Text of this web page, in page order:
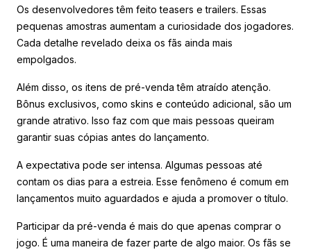
Os desenvolvedores têm feito teasers e trailers. Essas
pequenas amostras aumentam a curiosidade dos jogadores.
Cada detalhe revelado deixa os fãs ainda mais
empolgados.
Além disso, os itens de pré-venda têm atraído atenção.
Bônus exclusivos, como skins e conteúdo adicional, são um
grande atrativo. Isso faz com que mais pessoas queiram
garantir suas cópias antes do lançamento.
A expectativa pode ser intensa. Algumas pessoas até
contam os dias para a estreia. Esse fenômeno é comum em
lançamentos muito aguardados e ajuda a promover o título.
Participar da pré-venda é mais do que apenas comprar o
jogo. É uma maneira de fazer parte de algo maior. Os fãs se